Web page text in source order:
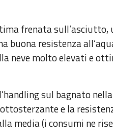
frenata sull’asciutto,
buona resistenza
neve molto elevati e
sul bagnato
e la
media (i consumi ne